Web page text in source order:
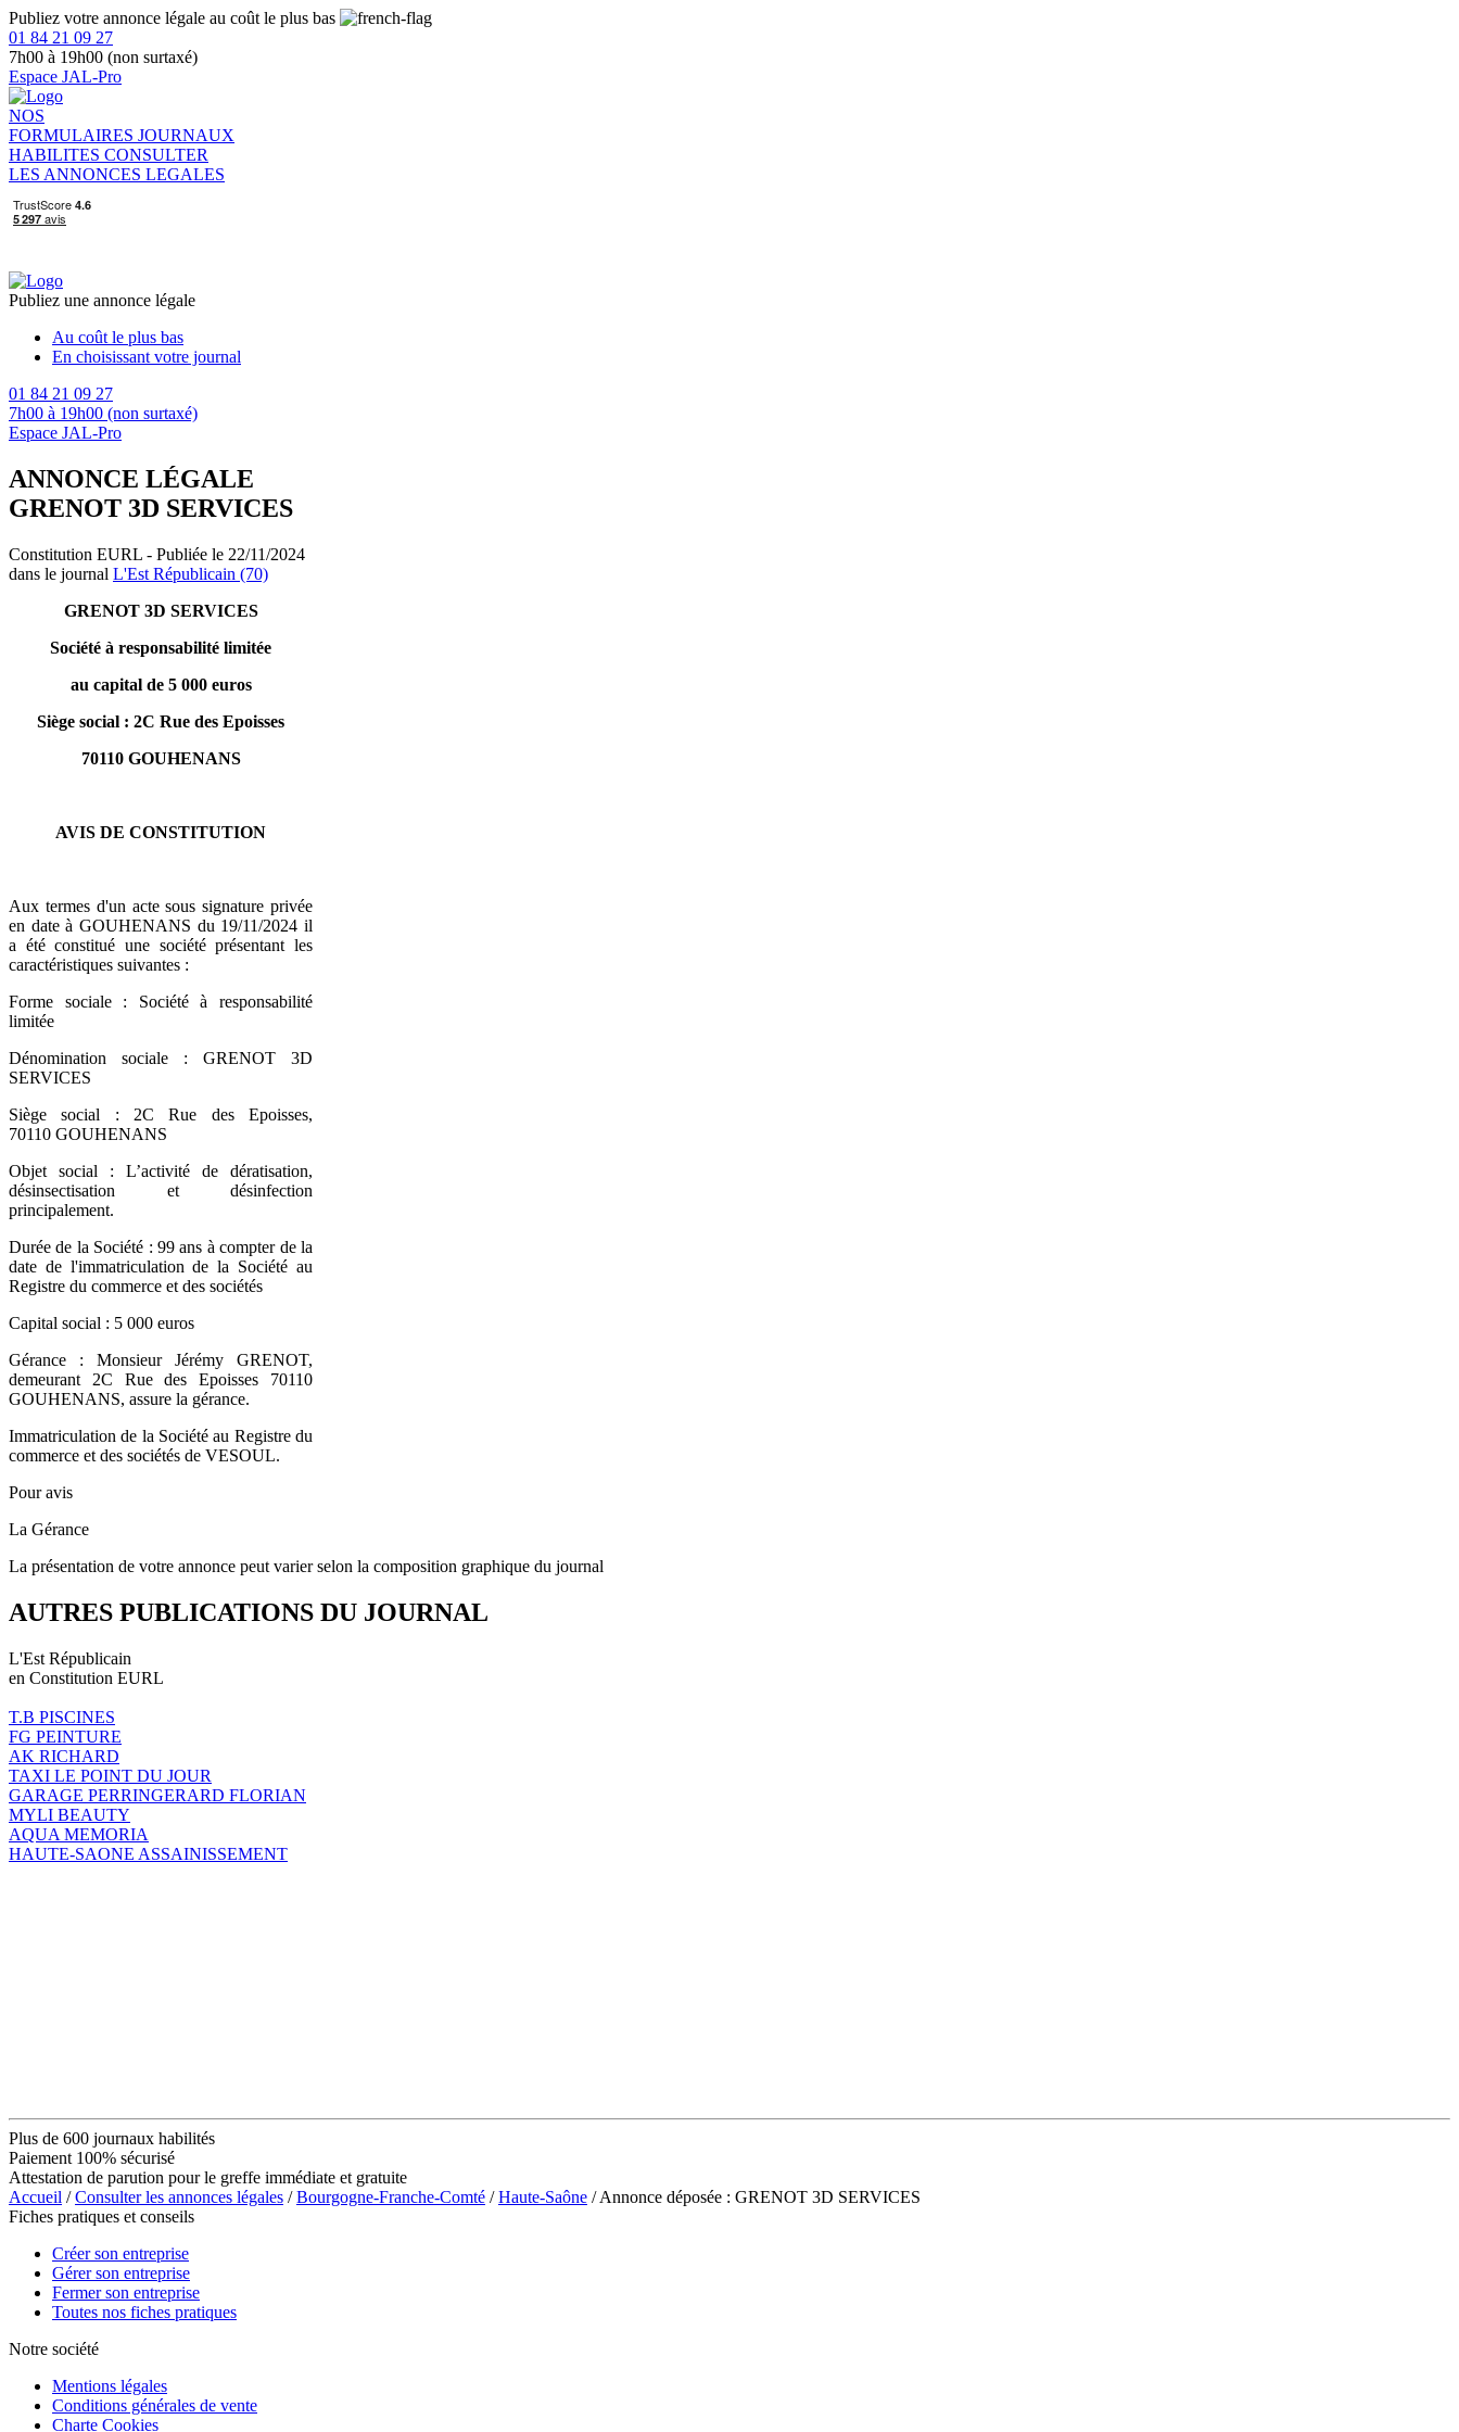
Publiez votre annonce légale au coût le plus bas
01 84 21 09 27
7h00 à 19h00 (non surtaxé)
Espace JAL-Pro
NOS
FORMULAIRES JOURNAUX
HABILITES CONSULTER
LES ANNONCES LEGALES
Publiez une annonce légale
Au coût le plus bas
En choisissant votre journal
01 84 21 09 27
7h00 à 19h00 (non surtaxé)
Espace JAL-Pro
ANNONCE LÉGALE
GRENOT 3D SERVICES
Constitution EURL - Publiée le 22/11/2024
dans le journal L'Est Républicain (70)
GRENOT 3D SERVICES
Société à responsabilité limitée
au capital de 5 000 euros
Siège social : 2C Rue des Epoisses
70110 GOUHENANS
AVIS DE CONSTITUTION
Aux termes d'un acte sous signature privée
en date à GOUHENANS du 19/11/2024 il
a été constitué une société présentant les
caractéristiques suivantes :
Forme sociale : Société à responsabilité
limitée
Dénomination sociale : GRENOT 3D
SERVICES
Siège social : 2C Rue des Epoisses,
70110 GOUHENANS
Objet social : L’activité de dératisation,
désinsectisation et désinfection
principalement.
Durée de la Société : 99 ans à compter de la
date de l'immatriculation de la Société au
Registre du commerce et des sociétés
Capital social : 5 000 euros
Gérance : Monsieur Jérémy GRENOT,
demeurant 2C Rue des Epoisses 70110
GOUHENANS, assure la gérance.
Immatriculation de la Société au Registre du
commerce et des sociétés de VESOUL.
Pour avis
La Gérance
La présentation de votre annonce peut varier selon la composition graphique du journal
AUTRES PUBLICATIONS DU JOURNAL
L'Est Républicain
en Constitution EURL
T.B PISCINES
FG PEINTURE
AK RICHARD
TAXI LE POINT DU JOUR
GARAGE PERRINGERARD FLORIAN
MYLI BEAUTY
AQUA MEMORIA
HAUTE-SAONE ASSAINISSEMENT
Plus de 600 journaux habilités
Paiement 100% sécurisé
Attestation de parution pour le greffe immédiate et gratuite
Accueil /Consulter les annonces légales /Bourgogne-Franche-Comté /Haute-Saône / Annonce déposée : GRENOT 3D SERVICES
Fiches pratiques et conseils
Créer son entreprise
Gérer son entreprise
Fermer son entreprise
Toutes nos fiches pratiques
Notre société
Mentions légales
Conditions générales de vente
Charte Cookies